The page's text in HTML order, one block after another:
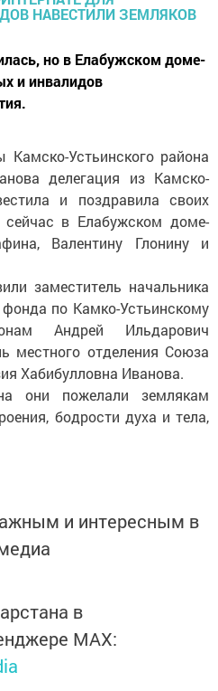
но в Елабужском доме-
и инвалидов
Устьинского района
делегация из Камско-
и поздравила своих
в Елабужском доме-
Валентину Глонину и
заместитель начальника
по Камко-Устьинскому
Андрей Ильдарович
местного отделения Союза
Хабибулловна Иванова.
они пожелали землякам
бодрости духа и тела,
и интересным в
в
MАХ: